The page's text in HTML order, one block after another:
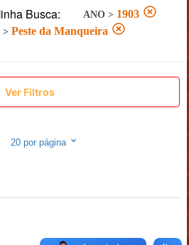
Busca: ANO > 1903
> Peste da Manqueira
Ver Filtros
20por página